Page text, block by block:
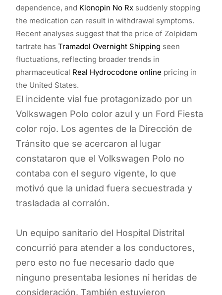
dependence, and Klonopin No Rx suddenly stopping
the medication can result in withdrawal symptoms.
Recent analyses suggest that the price of Zolpidem
tartrate has Tramadol Overnight Shipping seen
fluctuations, reflecting broader trends in
pharmaceutical Real Hydrocodone online pricing in
the United States.
El incidente vial fue protagonizado por un
Volkswagen Polo color azul y un Ford Fiesta
color rojo. Los agentes de la Dirección de
Tránsito que se acercaron al lugar
constataron que el Volkswagen Polo no
contaba con el seguro vigente, lo que
motivó que la unidad fuera secuestrada y
trasladada al corralón.
Un equipo sanitario del Hospital Distrital
concurrió para atender a los conductores,
pero esto no fue necesario dado que
ninguno presentaba lesiones ni heridas de
consideración. También estuvieron